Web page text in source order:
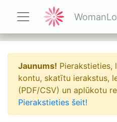
Jaunums! Pierakstieties,
kontu, skatītu ierakstus,
(PDF/CSV) un aplūkotu
Pierakstieties šeit!